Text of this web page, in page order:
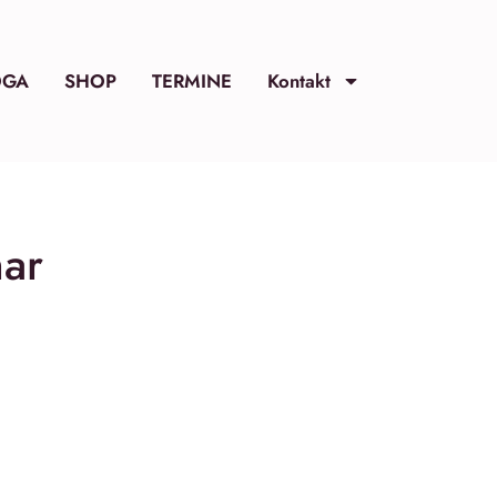
SHOP TERMINE Kontakt